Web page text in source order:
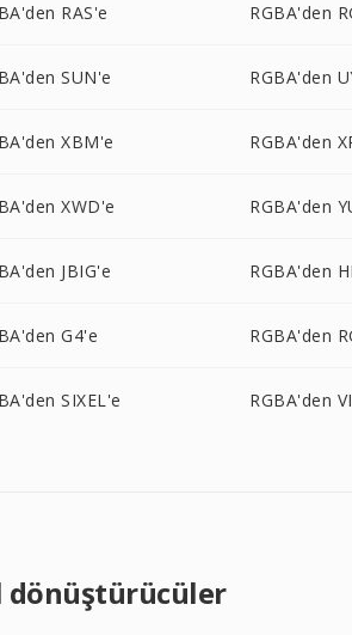
RAS'e RGBA'den
SUN'e RGBA'den
XBM'e RGBA'den
XWD'e RGBA'den
JBIG'e RGBA'den
G4'e RGBA'den
SIXEL'e RGBA'den
dönüştürücüler